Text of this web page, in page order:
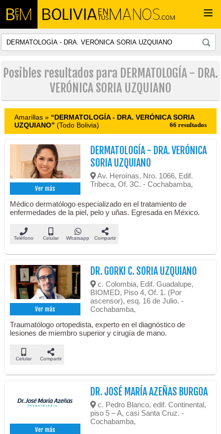
Posibles resultados para DERMATOLOGÍA - DRA.
VERÓNICA SORIA UZQUIANO
Amarillas » “DERMATOLOGÍA - DRA. VERÓNICA SORIA
UZQUIANO” (Todo Bolivia) 66 resultados
Ver más
DERMATOLOGÍA - DRA. VERÓNICA
SORIA UZQUIANO
Av. Heroínas, Nro. 1066, Edif.
Tribeca, Of. 3C. - Cochabamba,
Médico dermatólogo especializado en el tratamiento de
enfermedades de la piel, pelo y uñas. Egresada en México.
Teléfono Celular Whatsapp Compartir
Ver más
DR. GORKI C. SORIA UZQUIANO
c. Colombia, Edif. Guadalupe,
BIOMED, Piso 4, Of. 1. (Por
ascensor), esq. 16 de Julio. -
Cochabamba,
Traumatólogo ortopedista, experto en el diagnóstico de
lesiones de miembro superior y cirugía de mano.
Celular Compartir
Ver más
DR. JOSÉ MARÍA AZEÑAS BURGOA
c. Pedro Blanco, edif. Continental,
piso 5 – A, casi Santa Cruz. -
Cochabamba,